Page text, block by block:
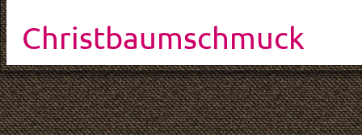
Christbaumschmuck